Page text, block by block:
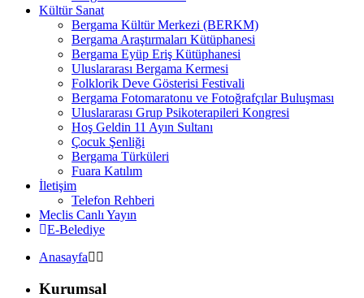
Kültür Sanat
Bergama Kültür Merkezi (BERKM)
Bergama Araştırmaları Kütüphanesi
Bergama Eyüp Eriş Kütüphanesi
Uluslararası Bergama Kermesi
Folklorik Deve Gösterisi Festivali
Bergama Fotomaratonu ve Fotoğrafçılar Buluşması
Uluslararası Grup Psikoterapileri Kongresi
Hoş Geldin 11 Ayın Sultanı
Çocuk Şenliği
Bergama Türküleri
Fuara Katılım
İletişim
Telefon Rehberi
Meclis Canlı Yayın
E-Belediye
Anasayfa
Kurumsal